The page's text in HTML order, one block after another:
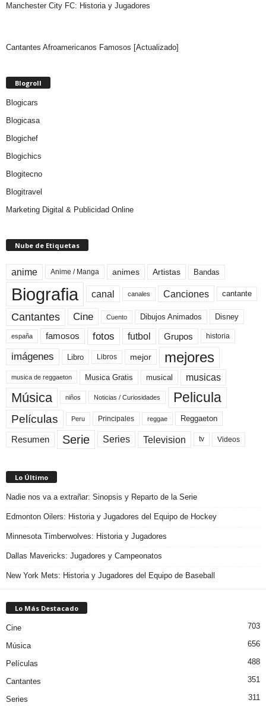
Manchester City FC: Historia y Jugadores
Cantantes Afroamericanos Famosos [Actualizado]
Blogroll
Blogicars
Blogicasa
Blogichef
Blogichics
Blogitecno
Blogitravel
Marketing Digital & Publicidad Online
Nube de Etiquetas
anime Anime / Manga animes Artistas Bandas
Biografia canal canales Canciones cantante
Cantantes Cine Cuento Dibujos Animados Disney
españa famosos fotos futbol Grupos historia
imágenes Libro Libros mejor mejores
musica de reggaeton Musica Gratis musical musicas
Música niños Noticias / Curiosidades Pelicula
Películas Peru Principales reggae Reggaeton
Resumen Serie Series Television tv Videos
Lo Último
Nadie nos va a extrañar: Sinopsis y Reparto de la Serie
Edmonton Oilers: Historia y Jugadores del Equipo de Hockey
Minnesota Timberwolves: Historia y Jugadores
Dallas Mavericks: Jugadores y Campeonatos
New York Mets: Historia y Jugadores del Equipo de Baseball
Lo Más Destacado
Cine 703
Música 656
Películas 488
Cantantes 351
Series 311